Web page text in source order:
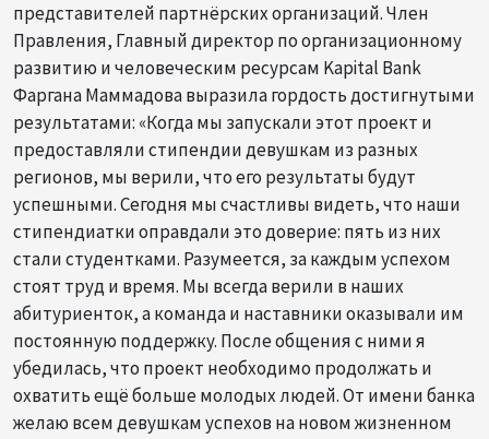
представителей партнёрских организаций. Член
Правления, Главный директор по организационному
развитию и человеческим ресурсам Kapital Bank
Фаргана Маммадова выразила гордость достигнутыми
результатами: «Когда мы запускали этот проект и
предоставляли стипендии девушкам из разных
регионов, мы верили, что его результаты будут
успешными. Сегодня мы счастливы видеть, что наши
стипендиатки оправдали это доверие: пять из них
стали студентками. Разумеется, за каждым успехом
стоят труд и время. Мы всегда верили в наших
абитуриенток, а команда и наставники оказывали им
постоянную поддержку. После общения с ними я
убедилась, что проект необходимо продолжать и
охватить ещё больше молодых людей. От имени банка
желаю всем девушкам успехов на новом жизненном